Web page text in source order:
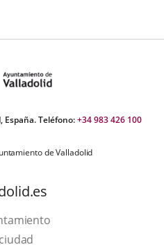
España. Teléfono:+34 983 426 100
de Valladolid